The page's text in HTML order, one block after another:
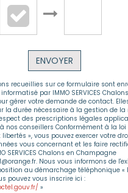
ENVOYER
recueillies sur ce formulaire sont
par IMMO SERVICES
gérer votre demande de contact.
la durée nécessaire à la gestion de la
des prescriptions légales
nos conseillers Conformément à la loi
», vous pouvez exercer votre
vous concernant et les faire
SERVICES Chalons en Champagne
Nous vous informons de
au démarchage téléphonique «
pouvez vous inscrire ici :
»